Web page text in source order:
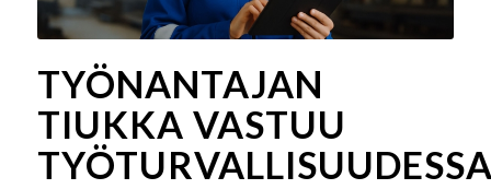
TYÖNANTAJAN
TIUKKA VASTUU